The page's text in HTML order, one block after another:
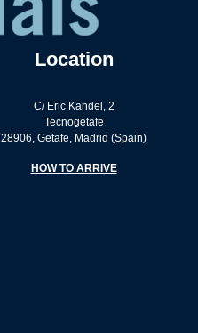
Location
C/ Eric Kandel, 2
Tecnogetafe
28906, Getafe, Madrid (Spain)
HOW TO ARRIVE